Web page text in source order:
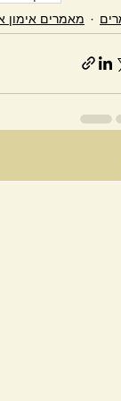
מאמרים אימון